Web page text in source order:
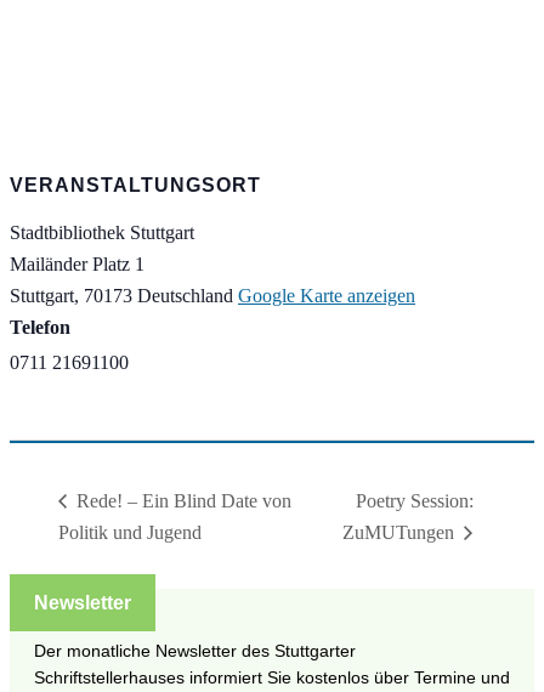
VERANSTALTUNGSORT
Stadtbibliothek Stuttgart
Mailänder Platz 1
Stuttgart, 70173 Deutschland Google Karte anzeigen
Telefon
0711 21691100
Rede! – Ein Blind Date von
Politik und Jugend
Poetry Session:
ZuMUTungen
Newsletter
Der monatliche Newsletter des Stuttgarter
Schriftstellerhauses informiert Sie kostenlos über Termine und